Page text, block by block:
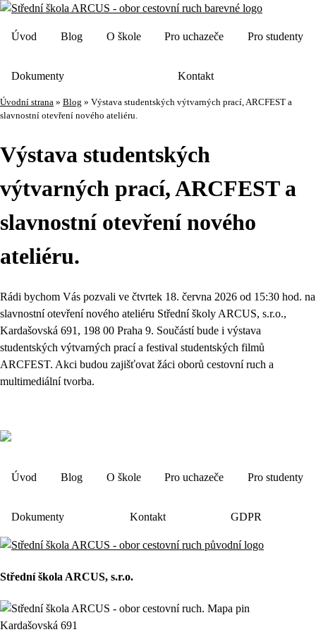
Úvod Blog O škole Pro uchazeče Pro studenty
Dokumenty Kontakt
Úvodní strana » Blog » Výstava studentských výtvarných prací, ARCFEST a
slavnostní otevření nového ateliéru.
Výstava studentských
výtvarných prací, ARCFEST a
slavnostní otevření nového
ateliéru.
Rádi bychom Vás pozvali ve čtvrtek 18. června 2026 od 15:30 hod. na
slavnostní otevření nového ateliéru Střední školy ARCUS, s.r.o.,
Kardašovská 691, 198 00 Praha 9. Součástí bude i výstava
studentských výtvarných prací a festival studentských filmů
ARCFEST. Akci budou zajišťovat žáci oborů cestovní ruch a
multimediální tvorba.
Úvod Blog O škole Pro uchazeče Pro studenty
Dokumenty Kontakt GDPR
Střední škola ARCUS, s.r.o.
Kardašovská 691